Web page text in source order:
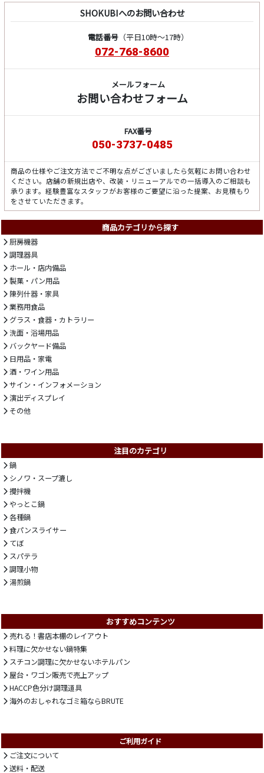
SHOKUBIへのお問い合わせ
電話番号（平日10時～17時）
072-768-8600
メールフォーム
お問い合わせフォーム
FAX番号
050-3737-0485
商品の仕様やご注文方法でご不明な点がございましたら気軽にお問い合わせ
ください。店舗の新規出店や、改装・リニューアルでの一括導入のご相談も
承ります。経験豊富なスタッフがお客様のご要望に沿った提案、お見積もり
をさせていただきます。
商品カテゴリから探す
厨房機器
調理器具
ホール・店内備品
製菓・パン用品
陳列什器・家具
業務用食品
グラス・食器・カトラリー
洗面・浴場用品
バックヤード備品
日用品・家電
酒・ワイン用品
サイン・インフォメーション
演出ディスプレイ
その他
注目のカテゴリ
鍋
シノワ・スープ漉し
攪拌機
やっとこ鍋
各種鍋
食パンスライサー
てぼ
スパテラ
調理小物
湯煎鍋
おすすめコンテンツ
売れる！書店本棚のレイアウト
料理に欠かせない鍋特集
スチコン調理に欠かせないホテルパン
屋台・ワゴン販売で売上アップ
HACCP色分け調理道具
海外のおしゃれなゴミ箱ならBRUTE
ご利用ガイド
ご注文について
送料・配送